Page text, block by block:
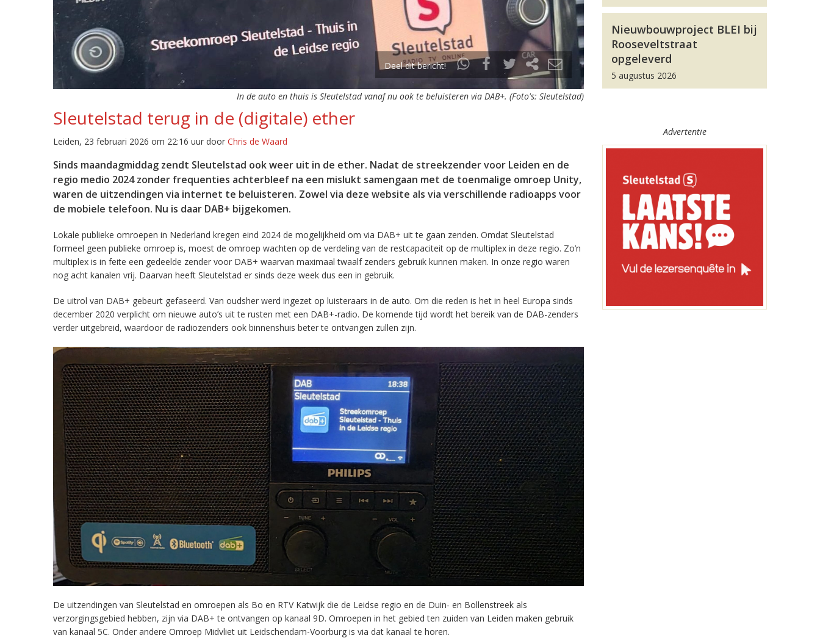
Deel dit bericht!
In de auto en thuis is Sleutelstad vanaf nu ook te beluisteren via DAB+. (Foto's: Sleutelstad)
Sleutelstad terug in de (digitale) ether
Leiden, 23 februari 2026 om 22:16 uur door Chris de Waard
Sinds maandagmiddag zendt Sleutelstad ook weer uit in de ether. Nadat de streekzender voor Leiden en de
regio medio 2024 zonder frequenties achterbleef na een mislukt samengaan met de toenmalige omroep Unity,
waren de uitzendingen via internet te beluisteren. Zowel via deze website als via verschillende radioapps voor
de mobiele telefoon. Nu is daar DAB+ bijgekomen.
Lokale publieke omroepen in Nederland kregen eind 2024 de mogelijkheid om via DAB+ uit te gaan zenden. Omdat Sleutelstad
formeel geen publieke omroep is, moest de omroep wachten op de verdeling van de restcapaciteit op de multiplex in deze regio. Zo’n
multiplex is in feite een gedeelde zender voor DAB+ waarvan maximaal twaalf zenders gebruik kunnen maken. In onze regio waren
nog acht kanalen vrij. Daarvan heeft Sleutelstad er sinds deze week dus een in gebruik.
De uitrol van DAB+ gebeurt gefaseerd. Van oudsher werd ingezet op luisteraars in de auto. Om die reden is het in heel Europa sinds
december 2020 verplicht om nieuwe auto’s uit te rusten met een DAB+-radio. De komende tijd wordt het bereik van de DAB-zenders
verder uitgebreid, waardoor de radiozenders ook binnenshuis beter te ontvangen zullen zijn.
De uitzendingen van Sleutelstad en omroepen als Bo en RTV Katwijk die de Leidse regio en de Duin- en Bollenstreek als
verzorgingsgebied hebben, zijn via DAB+ te ontvangen op kanaal 9D. Omroepen in het gebied ten zuiden van Leiden maken gebruik
van kanaal 5C. Onder andere Omroep Midvliet uit Leidschendam-Voorburg is via dat kanaal te horen.
Nieuwbouwproject BLEI bij
Rooseveltstraat
opgeleverd
5 augustus 2026
Advertentie